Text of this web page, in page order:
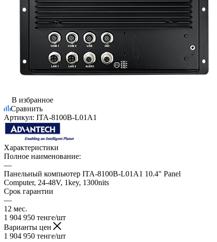
В избранное
Сравнить
Артикул: ITA-8100B-L01A1
Характеристики
Полное наименование:
—
Панельный компьютер ITA-8100B-L01A1 10.4" Panel
Computer, 24-48V, 1key, 1300nits
Срок гарантии
—
12 мес.
1 904 950 тенге/шт
Варианты цен
1 904 950 тенге/шт